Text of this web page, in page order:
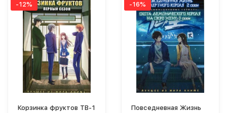
-12%
Корзинка фруктов ТВ-1
-16%
Повседневная Жизнь